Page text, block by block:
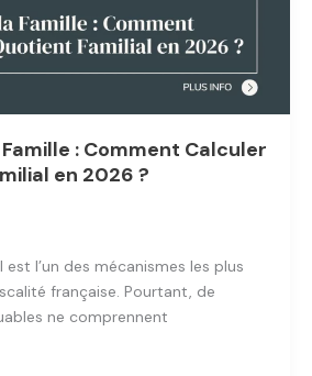
: Comment Calculer
en 2026 ?
l’un des mécanismes les plus
française. Pourtant, de
ne comprennent